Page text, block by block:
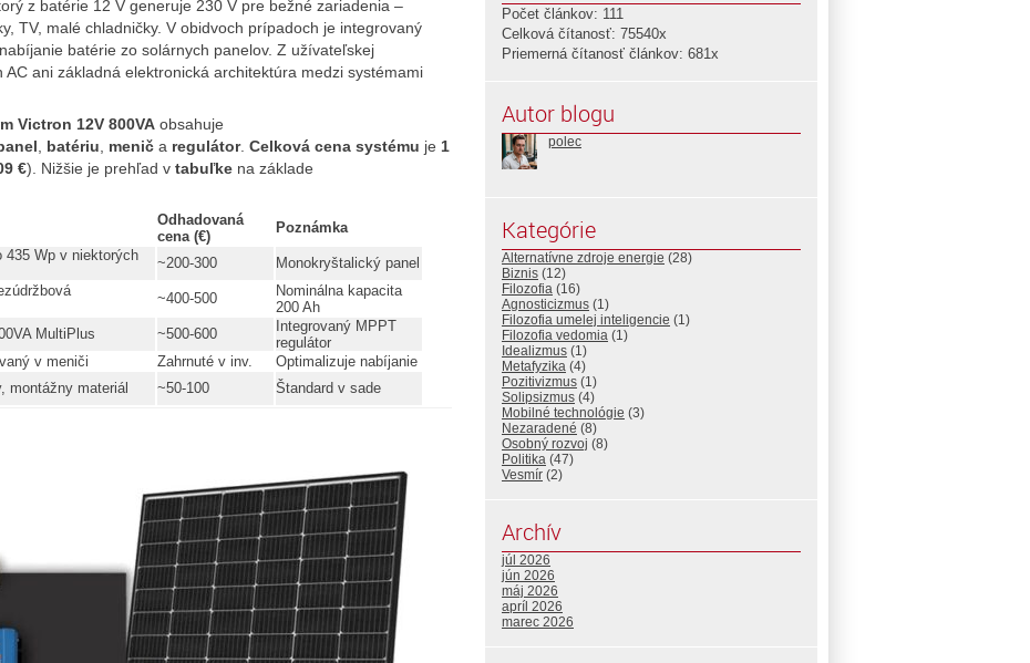
z batérie 12 V generuje 230 V pre bežné zariadenia –
TV, malé chladničky. V obidvoch prípadoch je integrovaný
batérie zo solárnych panelov. Z užívateľskej
ani základná elektronická architektúra medzi systémami
Victron 12V 800VA obsahuje
batériu menič a regulátor. Celková cena systému je 1
€). Nižšie je prehľad v tabuľke na základe
Odhadovaná
cena (€)
Poznámka
435 Wp v niektorých
~200-300 Monokryštalický panel
~400-500
Nominálna kapacita
200 Ah
MultiPlus ~500-600
Integrovaný MPPT
regulátor
v meniči Zahrnuté v inv.
Optimalizuje nabíjanie
montážny materiál ~50-100 Štandard v sade
Počet článkov: 111
Celková čítanosť: 75540x
Priemerná čítanosť článkov: 681x
Autor blogu
polec
Kategórie
Alternatívne zdroje energie (28)
Biznis (12)
Filozofia (16)
Agnosticizmus (1)
Filozofia umelej inteligencie (1)
Filozofia vedomia (1)
Idealizmus (1)
Metafyzika (4)
Pozitivizmus (1)
Solipsizmus (4)
Mobilné technológie (3)
Nezaradené (8)
Osobný rozvoj (8)
Politika (47)
Vesmír (2)
Archív
júl 2026
jún 2026
máj 2026
apríl 2026
marec 2026